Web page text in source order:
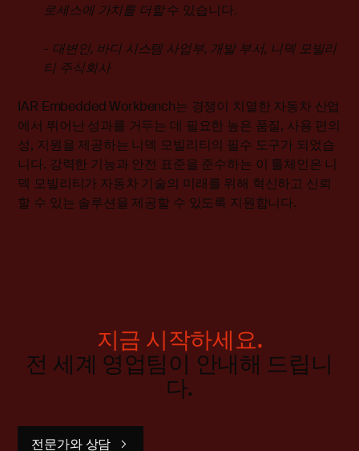
로세스에 가치를 더할수 있습니다.
- 대변인, 바디 시스템 사업부, 개발 부서, 니덱 모빌리
티 주식회사
IAR Embedded Workbench는 경쟁이 치열한 자동차 산업
에서 뛰어난 성과를 거두는 데 필요한 높은 품질, 사용 편의
성, 지원을 제공하는 니덱 모빌리티의 필수 도구가 되었습
니다. 강력한 기능과 안전 표준을 준수하는 이 툴체인은 니
덱 모빌리티가 자동차 기술의 미래를 위해 혁신하고 신뢰
할 수 있는 솔루션을 제공할 수 있도록 지원합니다.
지금 시작하세요.
전 세계 영업팀이 안내해 드립니
다.
전문가와 상담